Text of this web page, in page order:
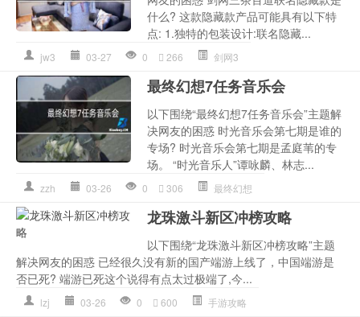
什么? 这款隐藏款产品可能具有以下特
点: 1.独特的包装设计:联名隐藏...
jw3 03-27 0 266 剑网3
最终幻想7任务音乐会
以下围绕“最终幻想7任务音乐会”主题解
决网友的困惑 时光音乐会第七期是谁的
专场? 时光音乐会第七期是孟庭苇的专
场。 “时光音乐人”谭咏麟、林志...
zzh 03-26 0 306 最终幻想
龙珠激斗新区冲榜攻略
以下围绕“龙珠激斗新区冲榜攻略”主题
解决网友的困惑 已经很久没有新的国产端游上线了，中国端游是
否已死? 端游已死这个说得有点太过极端了,今...
lzj 03-26 0 600 手游攻略